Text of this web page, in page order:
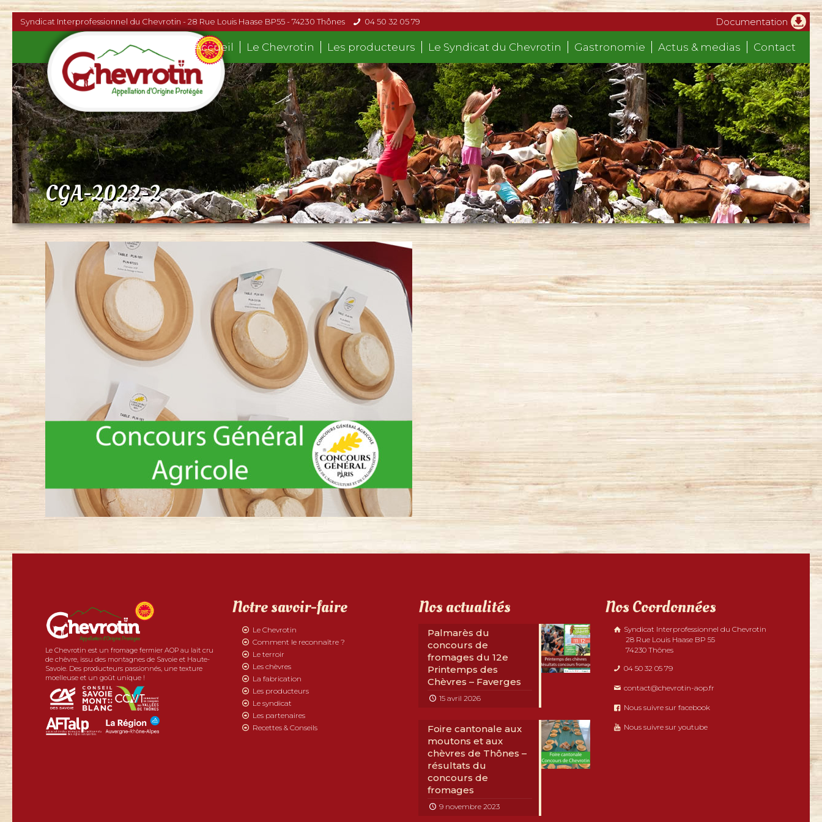
Syndicat Interprofessionnel du Chevrotin - 28 Rue Louis Haase BP55 - 74230 Thônes 04 50 32 05 79 Documentation
Accueil Le Chevrotin Les producteurs Le Syndicat du Chevrotin Gastronomie Actus & medias Contact
CGA-2022-2
Le Chevrotin est un fromage fermier AOP au lait cru
de chèvre, issu des montagnes de Savoie et Haute-
Savoie. Des producteurs passionnés, une texture
moelleuse et un goût unique !
Notre savoir-faire
Le Chevrotin
Comment le reconnaître ?
Le terroir
Les chèvres
La fabrication
Les producteurs
Le syndicat
Les partenaires
Recettes & Conseils
Nos actualités
Palmarès du
concours de
fromages du 12e
Printemps des
Chèvres – Faverges
15 avril 2026
Foire cantonale aux
moutons et aux
chèvres de Thônes –
résultats du
concours de
fromages
9 novembre 2023
Nos Coordonnées
Syndicat Interprofessionnel du Chevrotin
28 Rue Louis Haase BP 55
74230 Thônes
04 50 32 05 79
contact@chevrotin-aop.fr
Nous suivre sur facebook
Nous suivre sur youtube